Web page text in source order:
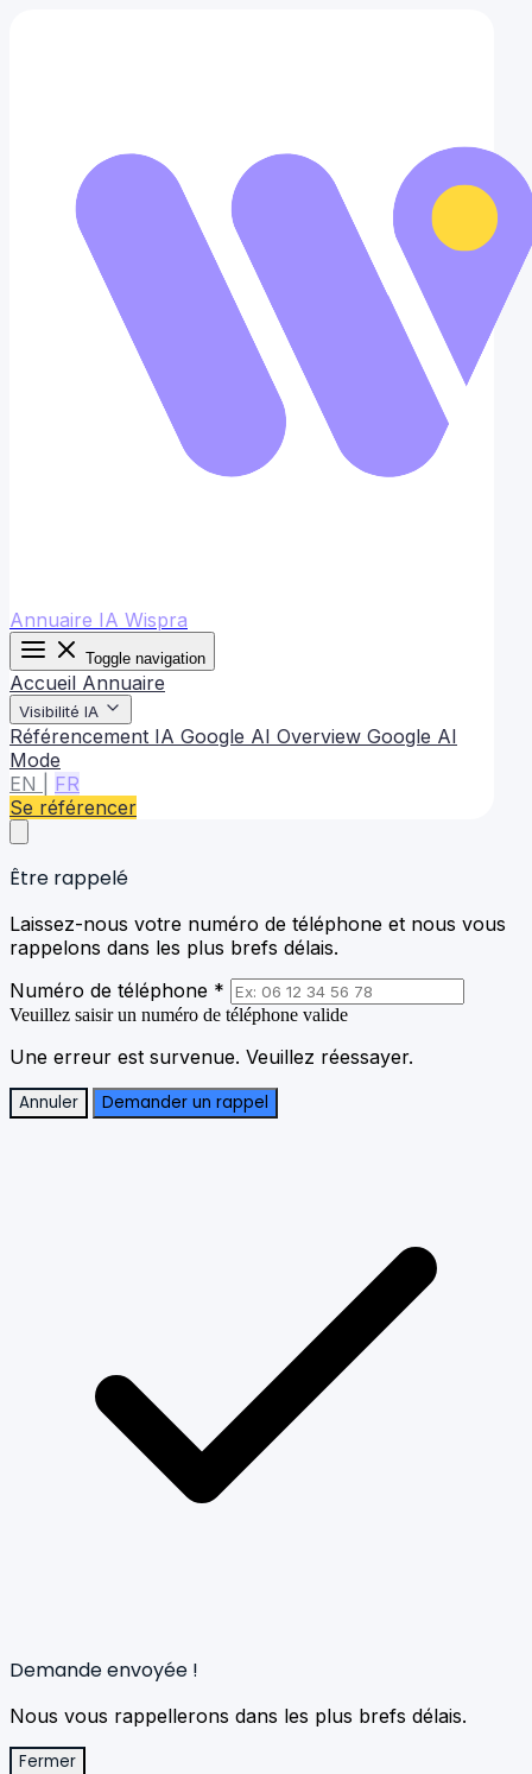
Annuaire IA Wispra
Toggle navigation
Accueil Annuaire
Visibilité IA
Référencement IA Google AI Overview Google AI
Mode
EN
FR
Se référencer
Être rappelé
Laissez-nous votre numéro de téléphone et nous vous
rappelons dans les plus brefs délais.
Numéro de téléphone *
Veuillez saisir un numéro de téléphone valide
Une erreur est survenue. Veuillez réessayer.
Annuler Demander un rappel
Demande envoyée !
Nous vous rappellerons dans les plus brefs délais.
Fermer